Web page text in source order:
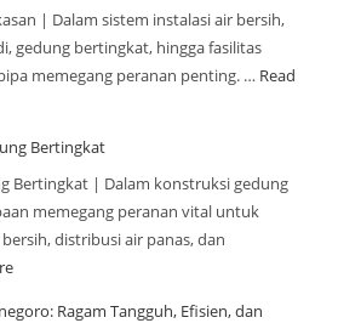
| Dalam sistem instalasi air bersih,
gedung bertingkat, hingga fasilitas
memegang peranan penting. … Read
Bertingkat
Bertingkat | Dalam konstruksi gedung
memegang peranan vital untuk
distribusi air panas, dan
Ragam Tangguh, Efisien, dan